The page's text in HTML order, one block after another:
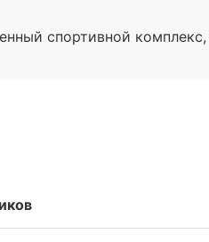
спортивной